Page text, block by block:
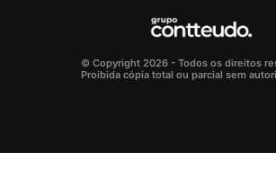
© Copyright 2026 - Todos os direitos
Proibida cópia total ou parcial sem